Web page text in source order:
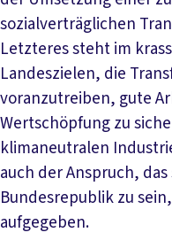
sozialverträglichen
Letzteres steht im
Landeszielen, die
voranzutreiben, gute
Wertschöpfung zu
klimaneutralen
auch der Anspruch,
Bundesrepublik zu
aufgegeben.